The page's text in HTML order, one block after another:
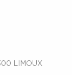
LIMOUX